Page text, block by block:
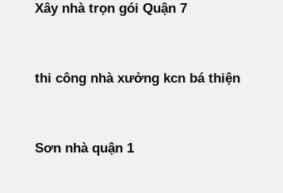
Xây nhà trọn gói Quận 7
thi công nhà xưởng kcn bá thiện
Sơn nhà quận 1